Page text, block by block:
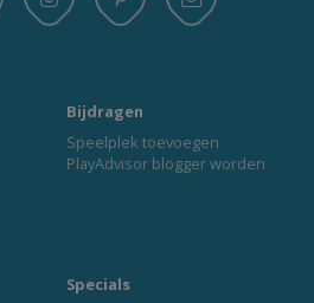
Bijdragen
Speelplek toevoegen
PlayAdvisor blogger worden
Specials